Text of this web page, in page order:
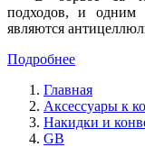
подходов, и одним
являются
Подробнее
Главная
Аксессуары к
Накидки и
GB